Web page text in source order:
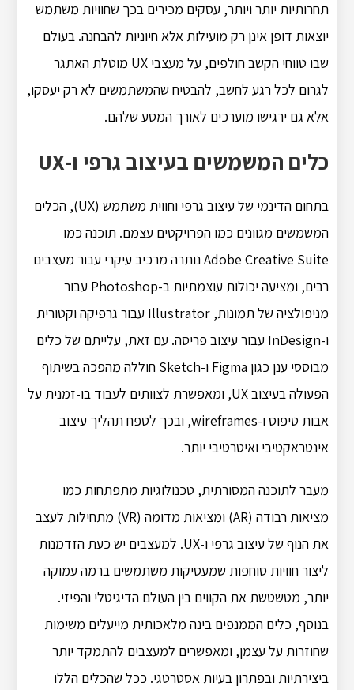
תחרותיות יותר ויותר, עסקים מכירים בכך שחוויות משתמש
יוצאות דופן אינן רק מועילות אלא חיוניות להבחנה. בעולם
שבו טווחי הקשב חולפים, על מעצבי UX מוטלת האתגר
לגרום לכל רגע לחשב, להבטיח שהמשתמשים לא רק יעסקו,
אלא גם ירגישו מוערכים לאורך המסע שלהם.
כלים המשמשים בעיצוב גרפי ו-UX
בתחום הדינמי של עיצוב גרפי וחווית משתמש (UX), הכלים
המשמשים מגוונים כמו הפרויקטים עצמם. תוכנה כמו
Adobe Creative Suite נותרה מרכיב עיקרי עבור מעצבים
רבים, ומציעה יכולות עוצמתיות ב-Photoshop עבור
מניפולציה של תמונות, Illustrator עבור גרפיקה וקטורית
ו-InDesign עבור עיצוב פריסה. עם זאת, עלייתם של כלים
מבוססי ענן כגון Figma ו-Sketch חוללה מהפכה בשיתוף
הפעולה בעיצוב UX, ומאפשרת לצוותים לעבוד בו-זמנית על
אבות טיפוס ו-wireframes, ובכך לטפח תהליך עיצוב
אינטראקטיבי ואיטרטיבי יותר.
מעבר לתוכנה המסורתית, טכנולוגיות מתפתחות כמו
מציאות רבודה (AR) ומציאות מדומה (VR) מתחילות לעצב
את הנוף של עיצוב גרפי ו-UX. למעצבים יש כעת הזדמנות
ליצור חוויות סוחפות שמעסיקות משתמשים ברמה עמוקה
יותר, מטשטשת את הקווים בין העולם הדיגיטלי והפיזי.
בנוסף, כלים הממנפים בינה מלאכותית מייעלים משימות
שחוזרות על עצמן, ומאפשרים למעצבים להתמקד יותר
ביצירתיות ובפתרון בעיות אסטרטגי. ככל שהכלים הללו